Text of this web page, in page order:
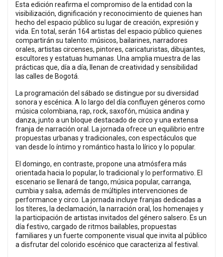
Esta edición reafirma el compromiso de la entidad con la
visibilización, dignificación y reconocimiento de quienes han
hecho del espacio público su lugar de creación, expresión y
vida. En total, serán 164 artistas del espacio público quienes
compartirán su talento: músicos, bailarines, narradores
orales, artistas circenses, pintores, caricaturistas, dibujantes,
escultores y estatuas humanas. Una amplia muestra de las
prácticas que, día a día, llenan de creatividad y sensibilidad
las calles de Bogotá.
La programación del sábado se distingue por su diversidad
sonora y escénica. A lo largo del día confluyen géneros como
música colombiana, rap, rock, saxofón, música andina y
danza, junto a un bloque destacado de circo y una extensa
franja de narración oral. La jornada ofrece un equilibrio entre
propuestas urbanas y tradicionales, con espectáculos que
van desde lo íntimo y romántico hasta lo lírico y lo popular.
El domingo, en contraste, propone una atmósfera más
orientada hacia lo popular, lo tradicional y lo performativo. El
escenario se llenará de tango, música popular, carranga,
cumbia y salsa, además de múltiples intervenciones de
performance y circo. La jornada incluye franjas dedicadas a
los títeres, la declamación, la narración oral, los homenajes y
la participación de artistas invitados del género salsero. Es un
día festivo, cargado de ritmos bailables, propuestas
familiares y un fuerte componente visual que invita al público
a disfrutar del colorido escénico que caracteriza al festival.